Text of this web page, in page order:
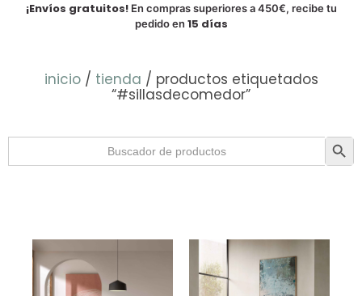
¡Envíos gratuitos!En compras superiores a 450€, recibe tu
pedido en 15 días
inicio/ tienda / productos etiquetados
“#sillasdecomedor”
Buscar: Botón de